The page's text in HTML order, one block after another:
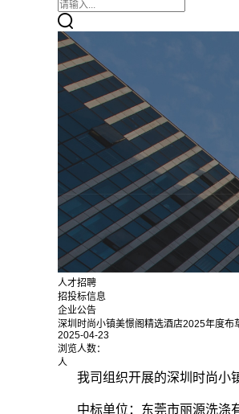
人才招聘
招投标信息
企业公告
深圳时尚小镇美憬阁精选酒店2025年度布
2025-04-23
浏览人数：
人
我司组织开展的深圳时尚小
中标单位：东莞市丽源洗涤